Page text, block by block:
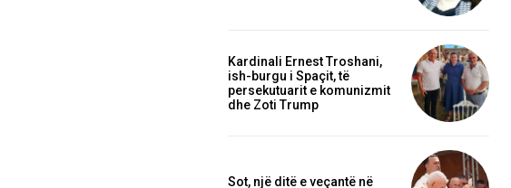
Kardinali Ernest Troshani,
ish-burgu i Spaçit, të
persekutuarit e komunizmit
dhe Zoti Trump
Sot, një ditë e veçantë në